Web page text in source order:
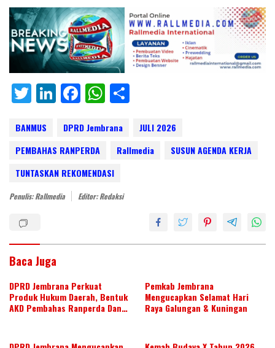
T
w
itt
er
Li
n
k
e
dI
n
F
ac
e
b
o
o
W
h
at
A
p
ar
e
BANMUS DPRD Jembrana
JULI 2026
PEMBAHAS RANPERDA
Rallmedia
SUSUN AGENDA KERJA
TUNTASKAN REKOMENDASI
Penulis: Rallmedia Editor: Redaksi
Baca Juga
DPRD Jembrana Perkuat
Produk Hukum Daerah, Bentuk
AKD Pembahas Ranperda Dan
Pemkab Jembrana
Mengucapkan Selamat Hari
Raya Galungan & Kuningan